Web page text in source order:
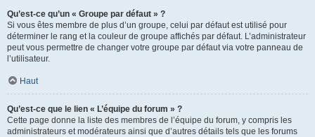
Qu’est-ce qu’un « Groupe par défaut » ?
Si vous êtes membre de plus d’un groupe, celui par défaut est utilisé pour
déterminer le rang et la couleur de groupe affichés par défaut. L’administrateur
peut vous permettre de changer votre groupe par défaut via votre panneau de
l’utilisateur.
Haut
Qu’est-ce que le lien « L’équipe du forum » ?
Cette page donne la liste des membres de l’équipe du forum, y compris les
administrateurs et modérateurs ainsi que d’autres détails tels que les forums